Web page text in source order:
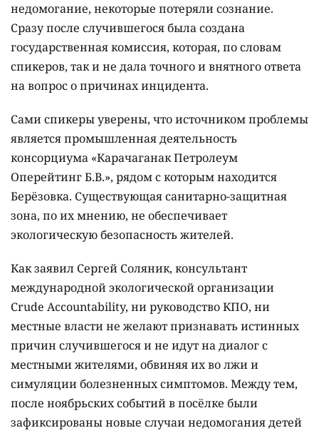
недомогание, некоторые потеряли сознание.
Сразу после случившегося была создана
государственная комиссия, которая, по словам
спикеров, так и не дала точного и внятного ответа
на вопрос о причинах инцидента.
Сами спикеры уверены, что источником проблемы
является промышленная деятельность
консорциума «Карачаганак Петролеум
Оперейтинг Б.В.», рядом с которым находится
Берёзовка. Существующая санитарно-защитная
зона, по их мнению, не обеспечивает
экологическую безопасность жителей.
Как заявил Сергей Соляник, консультант
международной экологической организации
Crude Accountability, ни руководство КПО, ни
местные власти не желают признавать истинных
причин случившегося и не идут на диалог с
местными жителями, обвиняя их во лжи и
симуляции болезненных симптомов. Между тем,
после ноябрьских событий в посёлке были
зафиксированы новые случаи недомогания детей